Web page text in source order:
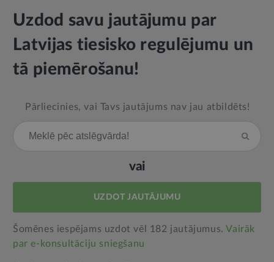
Uzdod savu jautājumu par
Latvijas tiesisko regulējumu un
tā piemērošanu!
Pārliecinies, vai Tavs jautājums nav jau atbildēts!
vai
UZDOT JAUTĀJUMU
Šomēnes iespējams uzdot vēl 182 jautājumus.Vairāk
par e‑konsultāciju sniegšanu